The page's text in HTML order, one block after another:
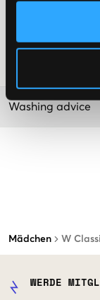
Mädchen W
Supplier color/
Washing advice
WERDE